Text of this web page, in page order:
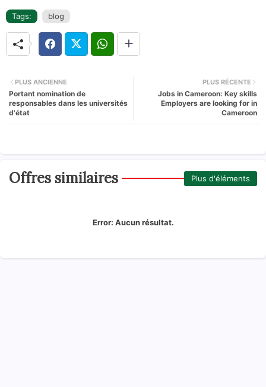
Tags: blog
PLUS RÉCENTE
Jobs in Cameroon: Key skills
Employers are looking for in
Cameroon
PLUS ANCIENNE
Portant nomination de
responsables dans les universités
d'état
Offres similaires Plus d'éléments
Error: Aucun résultat.